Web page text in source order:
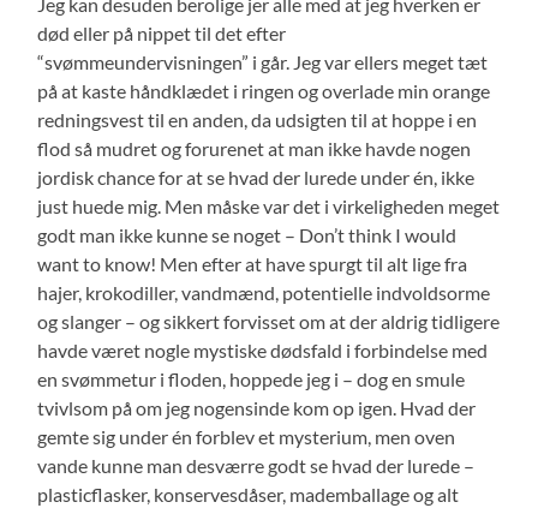
død eller på nippet til det efter
“svømmeundervisningen” i går. Jeg var ellers meget tæt
på at kaste håndklædet i ringen og overlade min orange
redningsvest til en anden, da udsigten til at hoppe i en
flod så mudret og forurenet at man ikke havde nogen
jordisk chance for at se hvad der lurede under én, ikke
just huede mig. Men måske var det i virkeligheden meget
godt man ikke kunne se noget – Don’t think I would
want to know! Men efter at have spurgt til alt lige fra
hajer, krokodiller, vandmænd, potentielle indvoldsorme
og slanger – og sikkert forvisset om at der aldrig tidligere
havde været nogle mystiske dødsfald i forbindelse med
en svømmetur i floden, hoppede jeg i – dog en smule
tvivlsom på om jeg nogensinde kom op igen. Hvad der
gemte sig under én forblev et mysterium, men oven
vande kunne man desværre godt se hvad der lurede –
plasticflasker, konservesdåser, mademballage og alt